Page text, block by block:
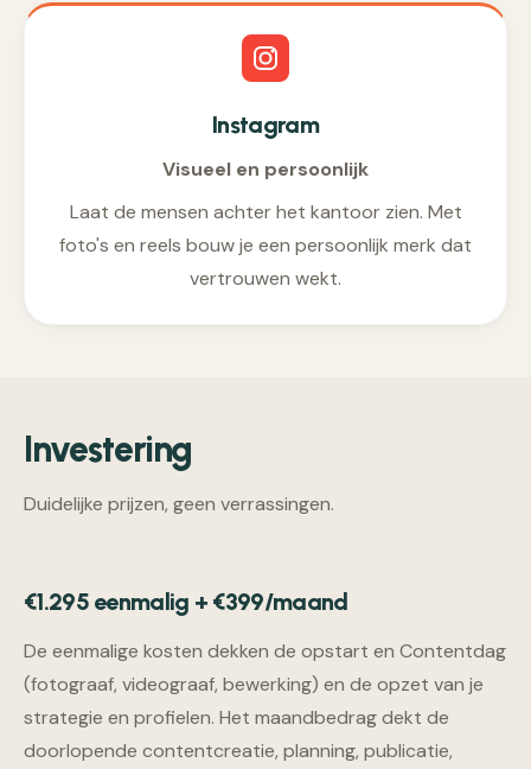
Instagram
Visueel en persoonlijk
Laat de mensen achter het kantoor zien. Met
foto's en reels bouw je een persoonlijk merk dat
vertrouwen wekt.
Investering
Duidelijke prijzen, geen verrassingen.
€1.295 eenmalig + €399/maand
De eenmalige kosten dekken de opstart en Contentdag
(fotograaf, videograaf, bewerking) en de opzet van je
strategie en profielen. Het maandbedrag dekt de
doorlopende contentcreatie, planning, publicatie,